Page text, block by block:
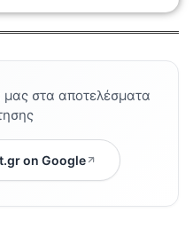
μας στα αποτελέσματα
on Google